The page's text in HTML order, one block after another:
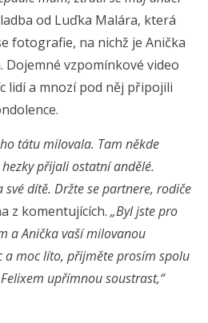
od Luďka Malára, která
fotografie, na nichž je Anička
vzpomínkové video
lidí a mnozí pod něj připojili
tátu milovala. Tam někde
přijali ostatní andělé.
dítě. Držte se partnere, rodiče
z komentujících. „Byl jste pro
a Anička vaší milovanou
a moc líto, přijměte prosím spolu
upřímnou soustrast,“